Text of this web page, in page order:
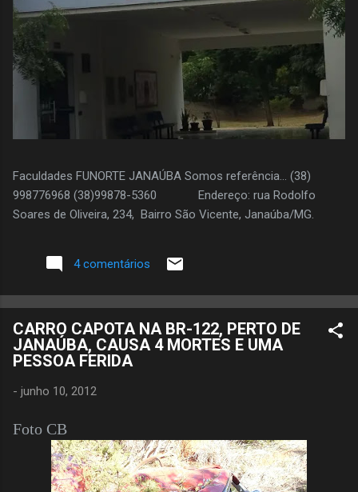
Faculdades FUNORTE JANAÚBA Somos referência... (38)
998776968 (38)99878-5360 Endereço: rua Rodolfo
Soares de Oliveira, 234, Bairro São Vicente, Janaúba/MG.
4 comentários
CARRO CAPOTA NA BR-122, PERTO DE
JANAÚBA, CAUSA 4 MORTES E UMA
PESSOA FERIDA
- junho 10, 2012
Foto CB